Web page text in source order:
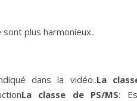
plus harmonieux..
dans la vidéo..La
La classe de PS/MS: